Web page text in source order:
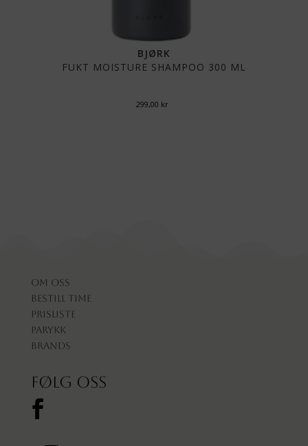
BJØRK
FUKT MOISTURE SHAMPOO 300 ML
299,00 kr
Om oss
Bestill time
Prisliste
Parykk
Brands
Følg oss